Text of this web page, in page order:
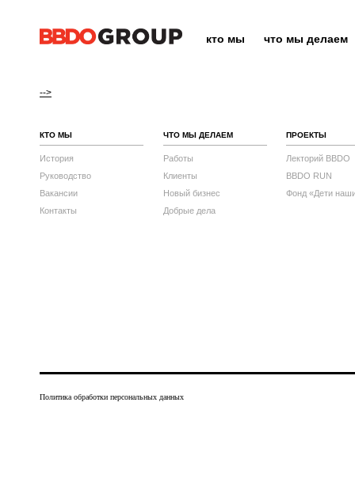
кто мы что мы делаем
-->
КТО МЫ
История
Руководство
Вакансии
Контакты
ЧТО МЫ ДЕЛАЕМ
Работы
Клиенты
Новый бизнес
Добрые дела
ПРОЕКТЫ
Лекторий BBDO
BBDO RUN
Фонд «Дети
Политика обработки персональных данных